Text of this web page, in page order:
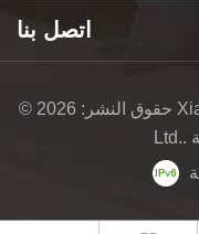
اتصل بنا
© حقوق النشر: 2026 Xiamen Wintop New Energy Tech Co.,